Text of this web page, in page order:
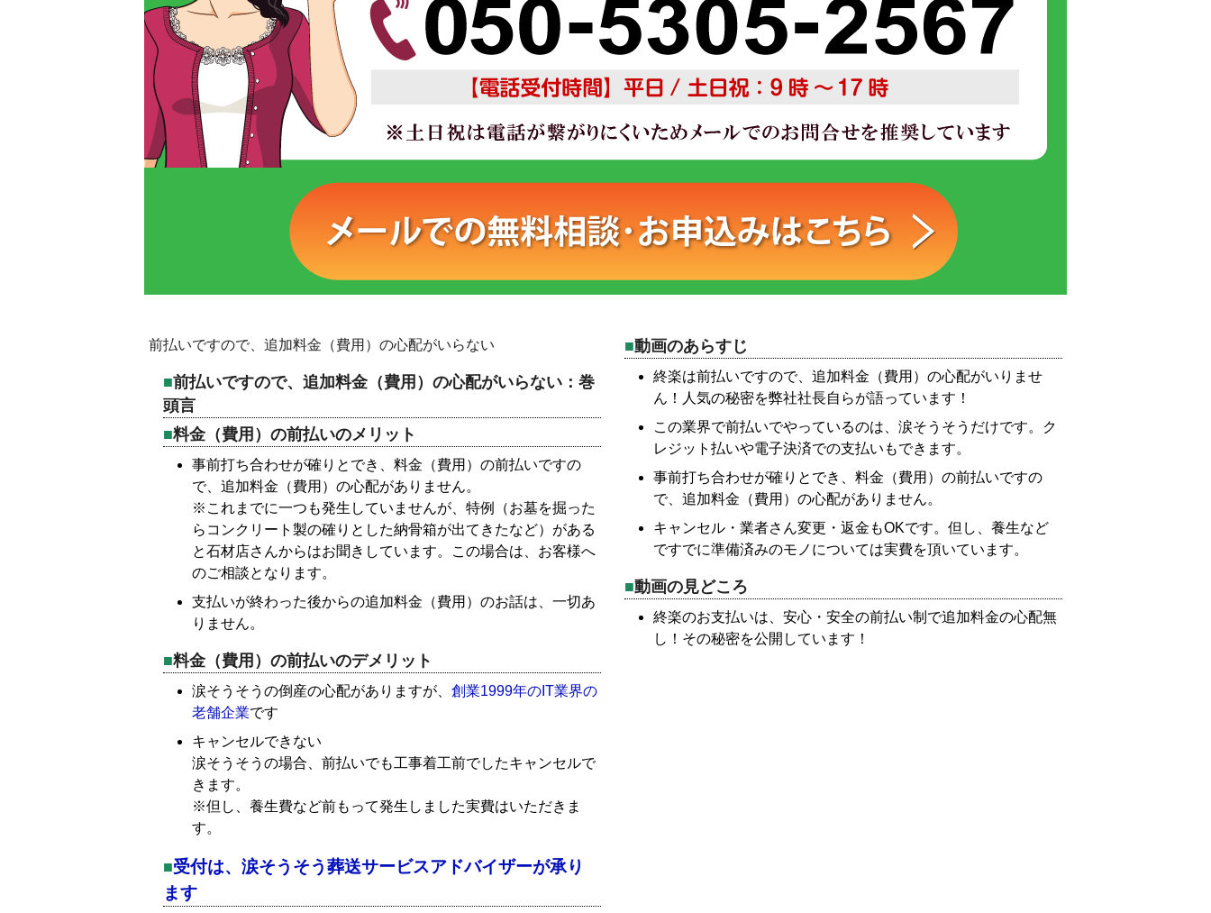
前払いですので、追加料金（費用）の心配がいらない
前払いですので、追加料金（費用）の心配がいらない：巻
頭言
料金（費用）の前払いのメリット
事前打ち合わせが確りとでき、料金（費用）の前払いですの
で、追加料金（費用）の心配がありません。
※これまでに一つも発生していませんが、特例（お墓を掘った
らコンクリート製の確りとした納骨箱が出てきたなど）がある
と石材店さんからはお聞きしています。この場合は、お客様へ
のご相談となります。
支払いが終わった後からの追加料金（費用）のお話は、一切あ
りません。
料金（費用）の前払いのデメリット
涙そうそうの倒産の心配がありますが、創業1999年のIT業界の
老舗企業です
キャンセルできない
涙そうそうの場合、前払いでも工事着工前でしたキャンセルで
きます。
※但し、養生費など前もって発生しました実費はいただきま
す。
受付は、涙そうそう葬送サービスアドバイザーが承り
ます
動画のあらすじ
終楽は前払いですので、追加料金（費用）の心配がいりませ
ん！人気の秘密を弊社社長自らが語っています！
この業界で前払いでやっているのは、涙そうそうだけです。ク
レジット払いや電子決済での支払いもできます。
事前打ち合わせが確りとでき、料金（費用）の前払いですの
で、追加料金（費用）の心配がありません。
キャンセル・業者さん変更・返金もOKです。但し、養生など
ですでに準備済みのモノについては実費を頂いています。
動画の見どころ
終楽のお支払いは、安心・安全の前払い制で追加料金の心配無
し！その秘密を公開しています！